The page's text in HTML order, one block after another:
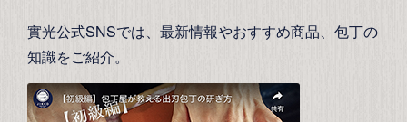
實光公式SNSでは、最新情報やおすすめ商品、包丁の
知識をご紹介。